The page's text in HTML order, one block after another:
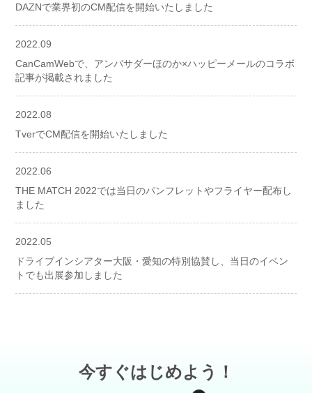
DAZNで業界初のCM配信を開始いたしました
2022.09
CanCamWebで、アンバサダーほのか×ハッピーメールのコラボ
記事が掲載されました
2022.08
TverでCM配信を開始いたしました
2022.06
THE MATCH 2022では当日のパンフレットやフライヤー配布し
ました
2022.05
ドライブインシアター大阪・愛知の特別協賛し、当日のイベン
トでも出展参加しました
今すぐはじめよう！